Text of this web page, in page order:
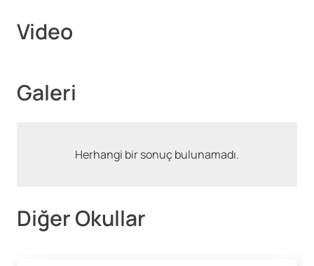
Video
Galeri
Herhangi bir sonuç bulunamadı.
Diğer Okullar